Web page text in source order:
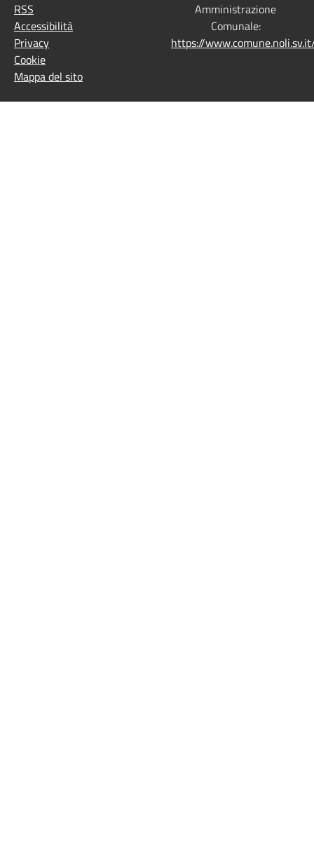
RSS
Accessibilità
Privacy
Cookie
Mappa del sito
Amministrazione
Comunale:
https://